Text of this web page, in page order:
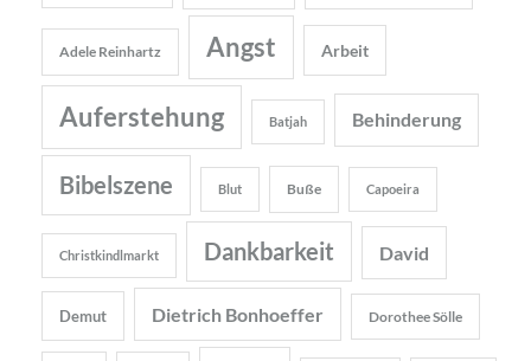
Adele Reinhartz Angst Arbeit
Auferstehung Batjah Behinderung
Bibelszene Blut Buße Capoeira
Christkindlmarkt Dankbarkeit David
Demut Dietrich Bonhoeffer Dorothee Sölle